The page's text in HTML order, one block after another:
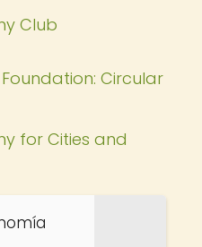
Club
Circular
for Cities and